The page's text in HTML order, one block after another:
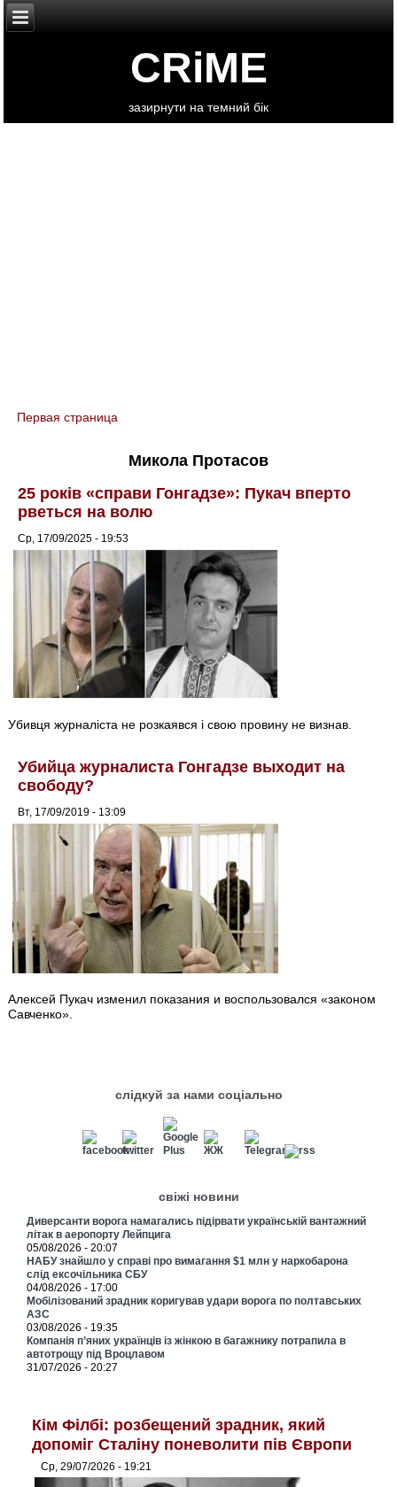
CRiME
зазирнути на темний бік
You are here
Первая страница
Микола Протасов
25 років «справи Гонгадзе»: Пукач вперто
рветься на волю
Ср, 17/09/2025 - 19:53
Убивця журналіста не розкаявся і свою провину не визнав.
Убийца журналиста Гонгадзе выходит на
свободу?
Вт, 17/09/2019 - 13:09
Алексей Пукач изменил показания и воспользовался «законом
Савченко».
слідкуй за нами соціально
свіжі новини
Диверсанти ворога намагались підірвати українській вантажний
літак в аеропорту Лейпцига
05/08/2026 - 20:07
НАБУ знайшло у справі про вимагання $1 млн у наркобарона
слід ексочільника СБУ
04/08/2026 - 17:00
Мобілізований зрадник коригував удари ворога по полтавських
АЗС
03/08/2026 - 19:35
Компанія п’яних українців із жінкою в багажнику потрапила в
автотрощу під Вроцлавом
31/07/2026 - 20:27
Кім Філбі: розбещений зрадник, який
допоміг Сталіну поневолити пів Європи
Ср, 29/07/2026 - 19:21